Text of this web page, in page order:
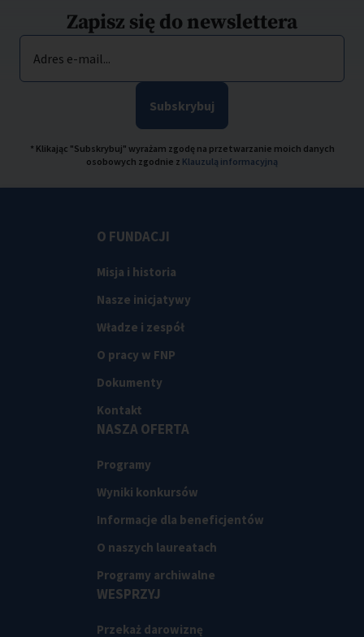
Zapisz się do newslettera
Adres e-mail...
Subskrybuj
* Klikając "Subskrybuj" wyrażam zgodę na przetwarzanie moich danych
osobowych zgodnie z Klauzulą informacyjną
O FUNDACJI
Misja i historia
Nasze inicjatywy
Władze i zespół
O pracy w FNP
Dokumenty
Kontakt
NASZA OFERTA
Programy
Wyniki konkursów
Informacje dla beneficjentów
O naszych laureatach
Programy archiwalne
WESPRZYJ
Przekaż darowiznę